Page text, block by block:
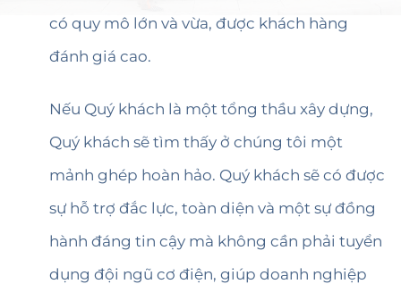
có quy mô lớn và vừa, được khách hàng
đánh giá cao.
Nếu Quý khách là một tổng thầu xây dựng,
Quý khách sẽ tìm thấy ở chúng tôi một
mảnh ghép hoàn hảo. Quý khách sẽ có được
sự hỗ trợ đắc lực, toàn diện và một sự đồng
hành đáng tin cậy mà không cần phải tuyển
dụng đội ngũ cơ điện, giúp doanh nghiệp